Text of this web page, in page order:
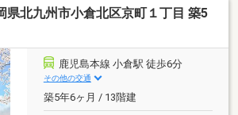
県北九州市小倉北区京町１丁目 築5
鹿児島本線 小倉駅 徒歩6分
その他の交通
築5年6ヶ月 / 13階建